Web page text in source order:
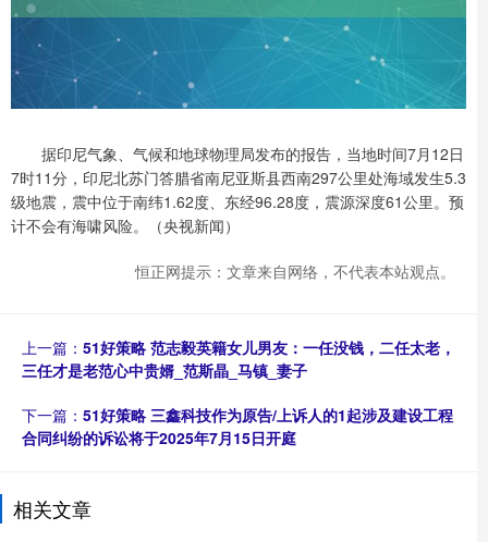
据印尼气象、气候和地球物理局发布的报告，当地时间7月12日
7时11分，印尼北苏门答腊省南尼亚斯县西南297公里处海域发生5.3
级地震，震中位于南纬1.62度、东经96.28度，震源深度61公里。预
计不会有海啸风险。（央视新闻）
恒正网提示：文章来自网络，不代表本站观点。
上一篇： 51好策略 范志毅英籍女儿男友：一任没钱，二任太老，
三任才是老范心中贵婿_范斯晶_马镇_妻子
下一篇： 51好策略 三鑫科技作为原告/上诉人的1起涉及建设工程
合同纠纷的诉讼将于2025年7月15日开庭
相关文章